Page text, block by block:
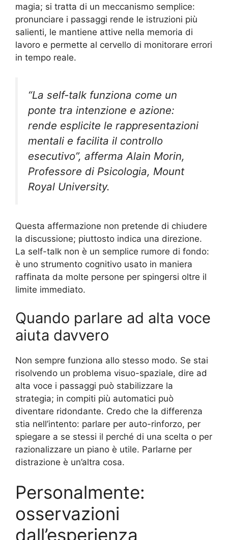
magia; si tratta di un meccanismo semplice:
pronunciare i passaggi rende le istruzioni più
salienti, le mantiene attive nella memoria di
lavoro e permette al cervello di monitorare errori
in tempo reale.
“La self-talk funziona come un
ponte tra intenzione e azione:
rende esplicite le rappresentazioni
mentali e facilita il controllo
esecutivo”, afferma Alain Morin,
Professore di Psicologia, Mount
Royal University.
Questa affermazione non pretende di chiudere
la discussione; piuttosto indica una direzione.
La self-talk non è un semplice rumore di fondo:
è uno strumento cognitivo usato in maniera
raffinata da molte persone per spingersi oltre il
limite immediato.
Quando parlare ad alta voce
aiuta davvero
Non sempre funziona allo stesso modo. Se stai
risolvendo un problema visuo-spaziale, dire ad
alta voce i passaggi può stabilizzare la
strategia; in compiti più automatici può
diventare ridondante. Credo che la differenza
stia nell’intento: parlare per auto-rinforzo, per
spiegare a se stessi il perché di una scelta o per
razionalizzare un piano è utile. Parlarne per
distrazione è un’altra cosa.
Personalmente:
osservazioni
dall’esperienza